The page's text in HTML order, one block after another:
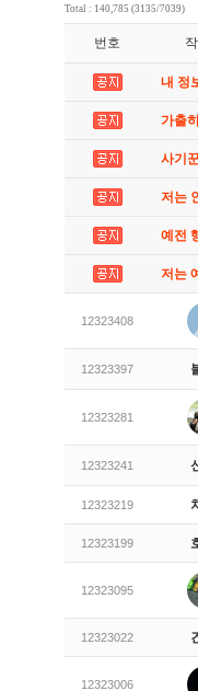
Total : 140,785 (3135/7039)
번호
내 정
가출
사기
저는
예전
저는
12323408
12323397
12323281
12323241
12323219
12323199
12323095
12323022
12323006